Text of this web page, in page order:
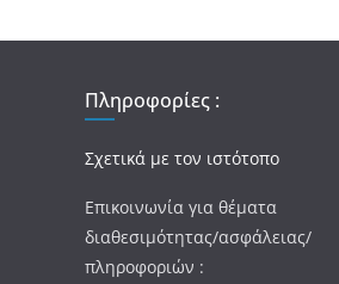
Πληροφορίες :
Σχετικά με τον ιστότοπο
Επικοινωνία για θέματα
διαθεσιμότητας/ασφάλειας/
πληροφοριών :